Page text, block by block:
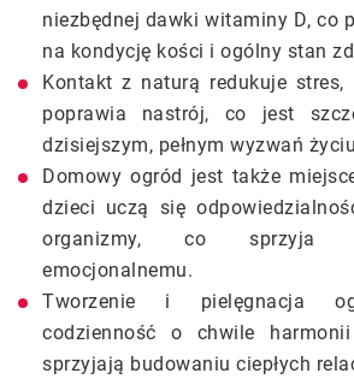
niezbędnej dawki witaminy D, co
na kondycję kości i ogólny stan
Kontakt z naturą redukuje stres,
poprawia nastrój, co jest
dzisiejszym, pełnym wyzwań
Domowy ogród jest także
dzieci uczą się
organizmy, co sprzyja
emocjonalnemu.
Tworzenie i pielęgnacja
codzienność o chwile
sprzyjają budowaniu ciepłych